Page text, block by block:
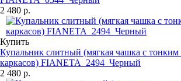
2 480 р.
Купить
Купальник слитный (мягкая чашка с тонким
каркасов) FIANETA_2494_Черный
2 480 р.